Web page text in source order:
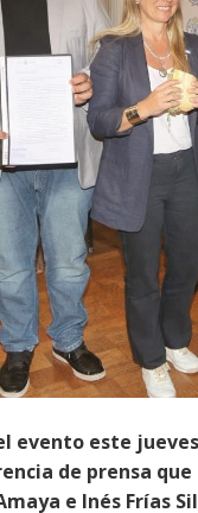
evento este
de prensa
e Inés Frías